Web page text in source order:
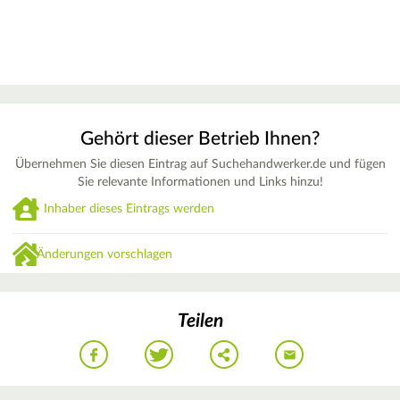
Gehört dieser Betrieb Ihnen?
Übernehmen Sie diesen Eintrag auf Suchehandwerker.de und fügen
Sie relevante Informationen und Links hinzu!
Inhaber dieses Eintrags werden
Änderungen vorschlagen
Teilen